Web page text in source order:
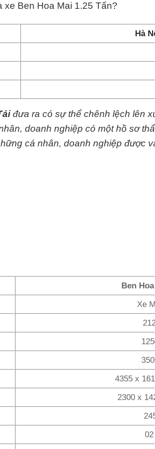
xe Ben Hoa Mai 1.25 Tấn?
Hà
đưa ra có sự thể chênh lệch lên
doanh nghiệp có một hồ sơ
cá nhân, doanh nghiệp được
Ben
Xe
4355 x
2300 x